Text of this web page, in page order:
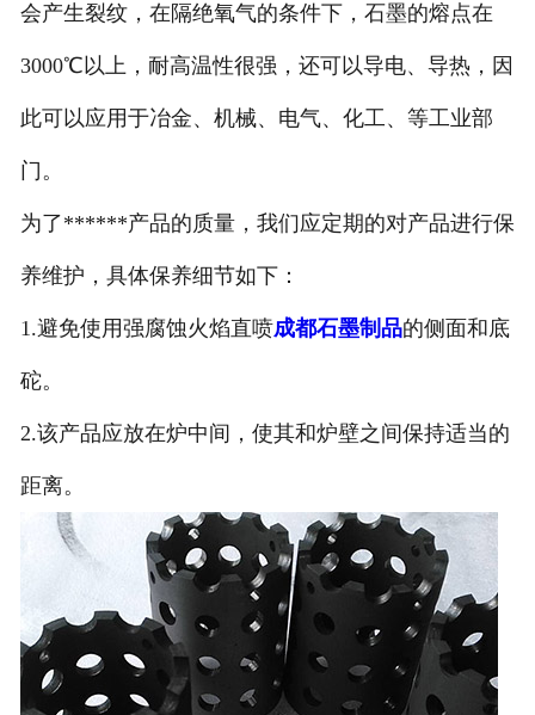
会产生裂纹，在隔绝氧气的条件下，石墨的熔点在
3000℃以上，耐高温性很强，还可以导电、导热，因
此可以应用于冶金、机械、电气、化工、等工业部
门。
为了******产品的质量，我们应定期的对产品进行保
养维护，具体保养细节如下：
1.避免使用强腐蚀火焰直喷成都石墨制品的侧面和底
砣。
2.该产品应放在炉中间，使其和炉壁之间保持适当的
距离。